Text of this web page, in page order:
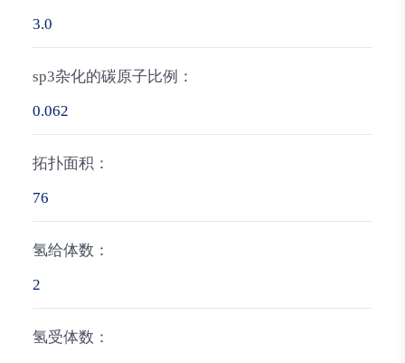
3.0
sp3杂化的碳原子比例：
0.062
拓扑面积：
76
氢给体数：
2
氢受体数：